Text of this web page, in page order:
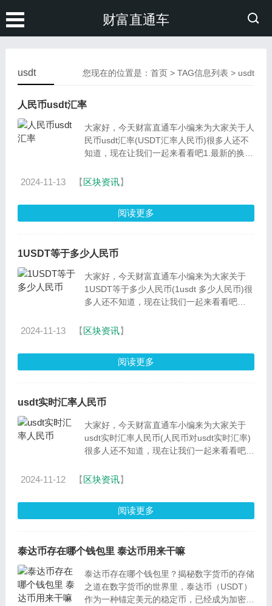
财富直通车
您现在的位置是：首页 > TAG信息列表 > usdt
usdt
人民币usdt汇率
大家好，今天财富直通车小编来为大家关于人
民币usdt汇率(USDT汇率人民币)很多人还不
知道，现在让我们一起来看看吧1.最新的换
2024-11-13 【区块资讯】
阅读更多
1USDT等于多少人民币
大家好，今天财富直通车小编来为大家关于
1USDT等于多少人民币(1usdt 多少人民币)很
多人还不知道，现在让我们一起来看看吧
2024-11-13 【区块资讯】
阅读更多
usdt实时汇率人民币
大家好，今天财富直通车小编来为大家关于
usdt实时汇率人民币(人民币对usdt实时汇率)
很多人还不知道，现在让我们一起来看看吧
2024-11-12 【区块资讯】
阅读更多
泰达币存在哪个钱包里 泰达币用来干嘛
泰达币存在哪个钱包里？揭秘数字货币的存储
之道在数字货币的世界里，泰达币（USDT）
作为一种锚定美元的稳定币，已经成为加密货